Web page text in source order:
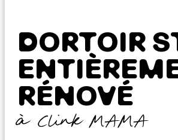
DORTOIR
RÉNOVÉ
à Clink MAMA